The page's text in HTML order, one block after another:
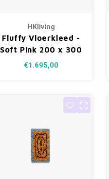
HKliving
Fluffy Vloerkleed -
Soft Pink 200 x 300
cm
€1.695,00